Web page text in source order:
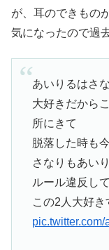
が、耳のできもの
気になったので過
あいりるはさ
大好きだから
所にきて
脱落した時も
さなりもあい
ルール違反し
この2人大好き